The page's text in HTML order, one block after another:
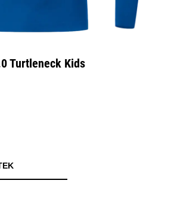
Turtleneck Kids